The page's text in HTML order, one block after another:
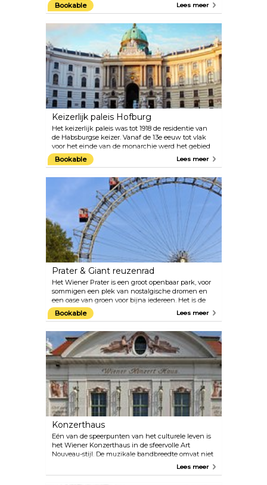
herbergt 's werelds grootste collectie schilderijen
iconen De Kus en Judith. Het bevat ook
meesterwerken van Schiele, Kokoschka,
Waldmüller, Renoir, Monet en Van Gogh, evenals
belangrijke collecties werken uit de 19e en 20e
eeuw, de barok en de middeleeuwen. In “Untere
Belvedere” en de Oranjerie worden speciale
tentoonstellingen van topkwaliteit georganiseerd.
De prachtige baroktuin tussen de twee paleizen
biedt een bijzonder uitzicht over Wenen.
Bookable Lees meer
Keizerlijk paleis Hofburg
Het keizerlijk paleis was tot 1918 de residentie van
de Habsburgse keizer. Vanaf de 13e eeuw tot vlak
voor het einde van de monarchie werd het gebied
binnen zijn huidige omvang in keizerlijke pracht
ingericht. Het oorspronkelijke gotische gebouw
uitgebreid, wat resulteerde in een uitgebreid
gebouwencomplex bestaande uit verschillende
delen, dat een essentieel karakter geeft aan de
uitstraling van de oude binnenstad van Wenen.
Het grootste keizerlijke culturele complex van
Europa herbergt tegenwoordig meer dan twee
dozijn collecties van internationale allure,
waaronder de Oostenrijkse Nationale Bibliotheek,
de Keizerlijke Schatkamer, de Keizerlijke
Appartementen en het Sisi Museum, evenals de
Spaanse Rijschool.
Bookable Lees meer
Prater & Giant reuzenrad
Het Wiener Prater is een groot openbaar park, voor
sommigen een plek van nostalgische dromen en
een oase van groen voor bijna iedereen. Het is de
thuisbasis van het populaire pretpark en de locatie
van het reuzenrad, één van de beroemdste
maart tot oktober, maar het reuzenrad en enkele
andere attracties zijn het hele jaar door geopend.
Bookable Lees meer
Konzerthaus
Eén van de speerpunten van het culturele leven is
het Wiener Konzerthaus in de sfeervolle Art
Nouveau-stijl. De muzikale bandbreedte omvat niet
alleen het klassieke repertoire, maar varieert ook
Lees meer